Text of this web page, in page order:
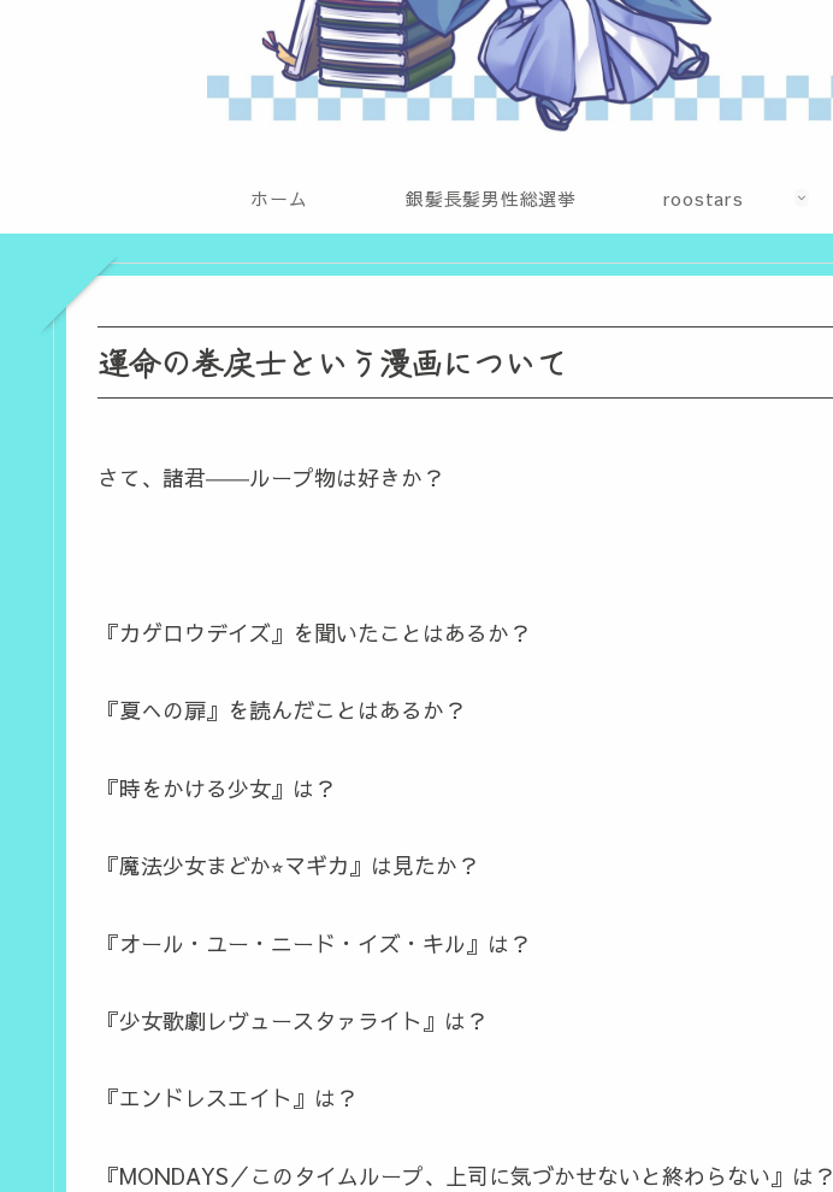
ホーム 銀髪長髪男性総選挙 roostars
運命の巻戻士という漫画について
さて、諸君――ループ物は好きか？
『カゲロウデイズ』を聞いたことはあるか？
『夏への扉』を読んだことはあるか？
『時をかける少女』は？
『魔法少女まどか⭐︎マギカ』は見たか？
『オール・ユー・ニード・イズ・キル』は？
『少女歌劇レヴュースタァライト』は？
『エンドレスエイト』は？
『MONDAYS ／このタイムループ、上司に気づかせないと終わらない』は？